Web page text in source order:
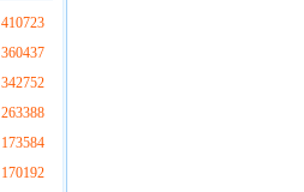
410723
360437
342752
263388
173584
170192